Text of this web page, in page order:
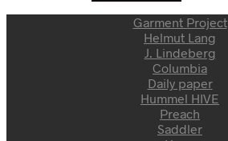
Garment Project
Helmut Lang
J. Lindeberg
Columbia
Daily paper
Hummel HIVE
Preach
Saddler